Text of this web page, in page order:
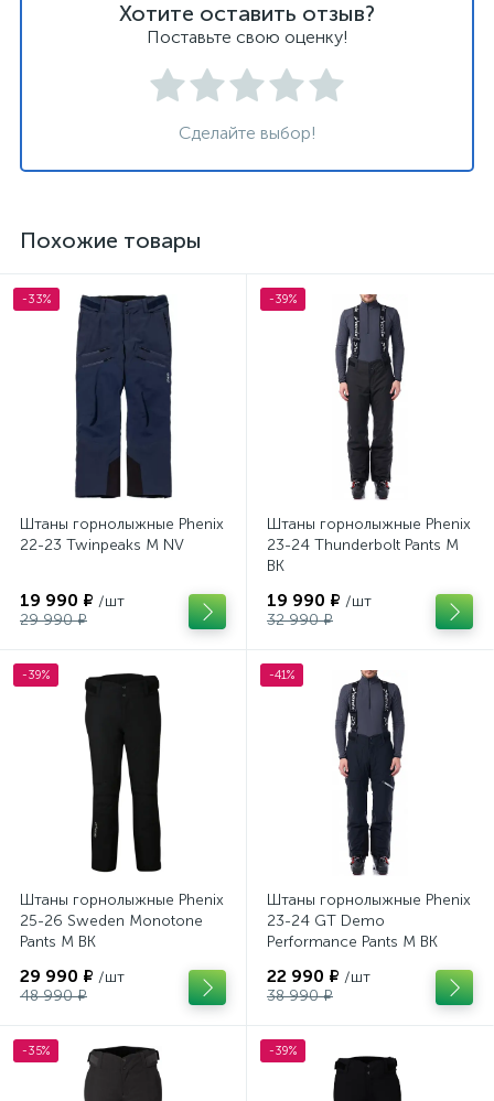
Хотите оставить отзыв?
Поставьте свою оценку!
Сделайте выбор!
Похожие товары
-33%
Штаны горнолыжные Phenix
22-23 Twinpeaks M NV
19 990 ₽ /шт
29 990 ₽
-39%
Штаны горнолыжные Phenix
23-24 Thunderbolt Pants M
BK
19 990 ₽ /шт
32 990 ₽
-39%
Штаны горнолыжные Phenix
25-26 Sweden Monotone
Pants M BK
29 990 ₽ /шт
48 990 ₽
-41%
Штаны горнолыжные Phenix
23-24 GT Demo
Performance Pants M BK
22 990 ₽ /шт
38 990 ₽
-35% -39%